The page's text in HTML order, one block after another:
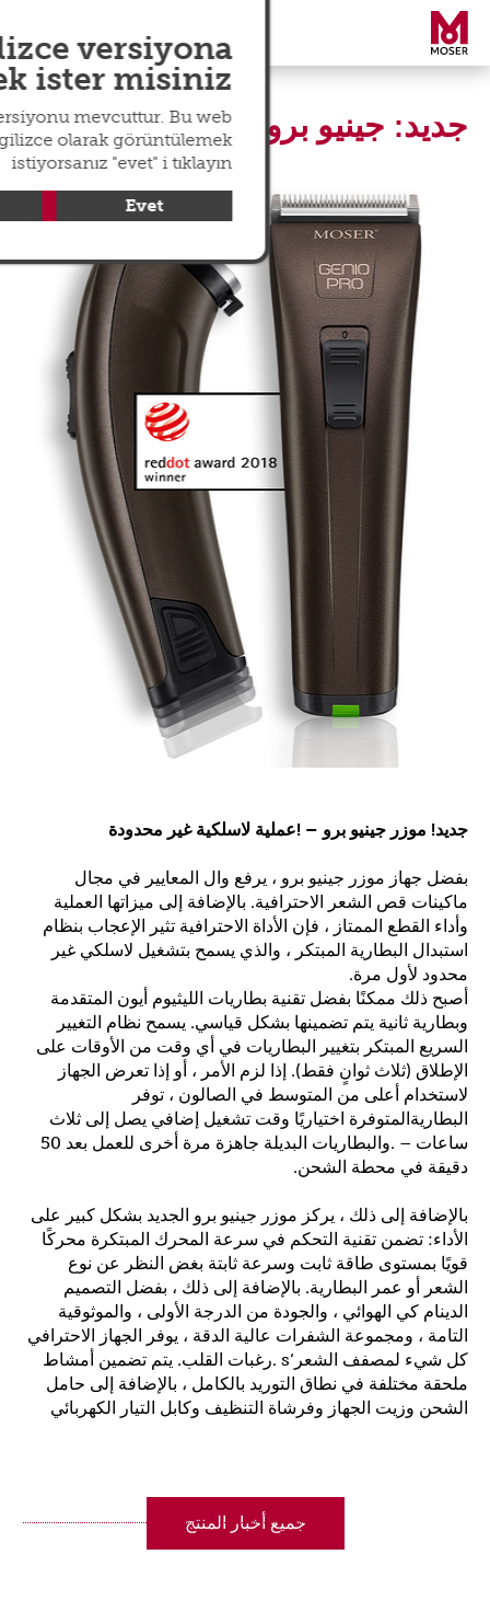
جديد: جينيو برو
جديد! موزر جينيو برو – !عملية لاسلكية غير محدودة
بفضل جهاز موزر جينيو برو ، يرفع وال المعايير في مجال
ماكينات قص الشعر الاحترافية. بالإضافة إلى ميزاتها العملية
وأداء القطع الممتاز ، فإن الأداة الاحترافية تثير الإعجاب بنظام
استبدال البطارية المبتكر ، والذي يسمح بتشغيل لاسلكي غير
محدود لأول مرة.
أصبح ذلك ممكنًا بفضل تقنية بطاريات الليثيوم أيون المتقدمة
وبطارية ثانية يتم تضمينها بشكل قياسي. يسمح نظام التغيير
السريع المبتكر بتغيير البطاريات في أي وقت من الأوقات على
الإطلاق (ثلاث ثوانٍ فقط). إذا لزم الأمر ، أو إذا تعرض الجهاز
لاستخدام أعلى من المتوسط ​​في الصالون ، توفر
البطاريةالمتوفرة اختياريًا وقت تشغيل إضافي يصل إلى ثلاث
ساعات – .والبطاريات البديلة جاهزة مرة أخرى للعمل بعد 50
دقيقة في محطة الشحن.
بالإضافة إلى ذلك ، يركز موزر جينيو برو الجديد بشكل كبير على
الأداء: تضمن تقنية التحكم في سرعة المحرك المبتكرة محركًا
قويًا بمستوى طاقة ثابت وسرعة ثابتة بغض النظر عن نوع
الشعر أو عمر البطارية. بالإضافة إلى ذلك ، بفضل التصميم
الدينام كي الهوائي ، والجودة من الدرجة الأولى ، والموثوقية
التامة ، ومجموعة الشفرات عالية الدقة ، يوفر الجهاز الاحترافي
كل شيء لمصفف الشعر‘s .رغبات القلب. يتم تضمين أمشاط
ملحقة مختلفة في نطاق التوريد بالكامل ، بالإضافة إلى حامل
الشحن وزيت الجهاز وفرشاة التنظيف وكابل التيار الكهربائي
جميع أخبار المنتج
versiyona
ister misiniz?
mevcuttur. Bu web
olarak görüntülemek
istiyorsanız "evet" i tıklayın
Evet